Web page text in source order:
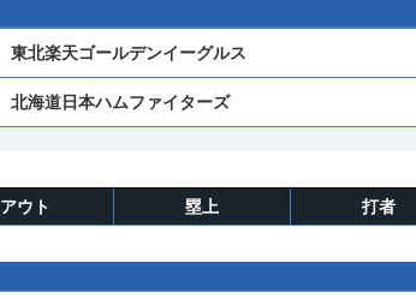
東北楽天ゴールデンイーグルス
北海道日本ハムファイターズ
アウト 塁上 打者